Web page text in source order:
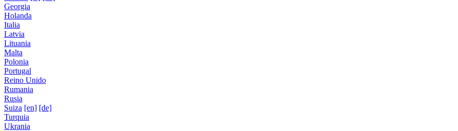
Georgia
Holanda
Italia
Latvia
Lituania
Malta
Polonia
Portugal
Reino Unido
Rumania
Rusia
Suiza [en] [de]
Turquia
Ukrania